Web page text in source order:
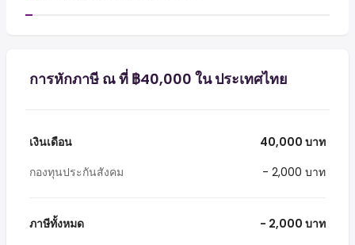
การหักภาษี ณ ที่ ฿40,000 ใน ประเทศไทย
เงินเดือน
40,000 บาท
กองทุนประกันสังคม
- 2,000 บาท
ภาษีทั้งหมด - 2,000 บาท